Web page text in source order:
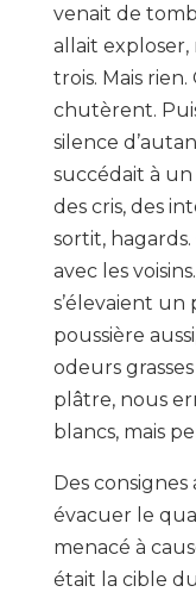
venait de
allait
trois. Mais
chutèrent.
silence
succédait à
des cris, des
sortit,
avec les
s’élevaient
poussière
odeurs
plâtre, nous
blancs, mais
Des
évacuer le
menacé à
était la cible